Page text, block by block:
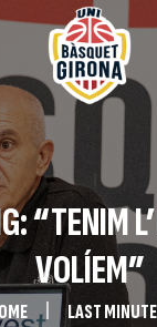
“TENIM
VOLÍEM”
LAST MINUTE